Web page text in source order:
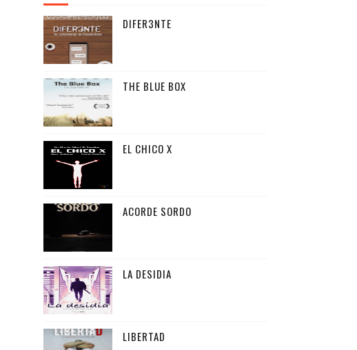
DIFER3NTE
THE BLUE BOX
EL CHICO X
ACORDE SORDO
LA DESIDIA
LIBERTAD